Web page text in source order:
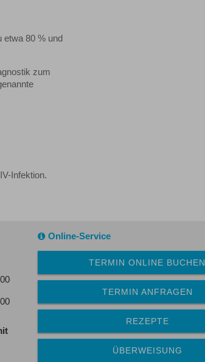
80 % und
zum
Infektion.
Online-Service
TERMIN ONLINE BUCHEN
TERMIN ANFRAGEN
REZEPTE
ÜBERWEISUNG